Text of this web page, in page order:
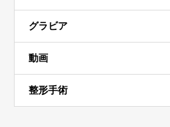
グラビア
動画
整形手術